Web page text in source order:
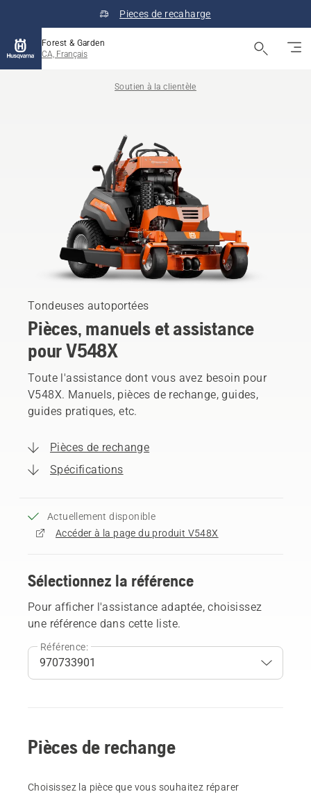
Pieces de recaharge
Forest & Garden
CA, Français
Soutien à la clientèle
Tondeuses autoportées
Pièces, manuels et assistance
pour V548X
Toute l'assistance dont vous avez besoin pour
V548X. Manuels, pièces de rechange, guides,
guides pratiques, etc.
Pièces de rechange
Spécifications
Actuellement disponible
Accéder à la page du produit V548X
Sélectionnez la référence
Pour afficher l'assistance adaptée, choisissez
une référence dans cette liste.
Référence:
Pièces de rechange
Choisissez la pièce que vous souhaitez réparer